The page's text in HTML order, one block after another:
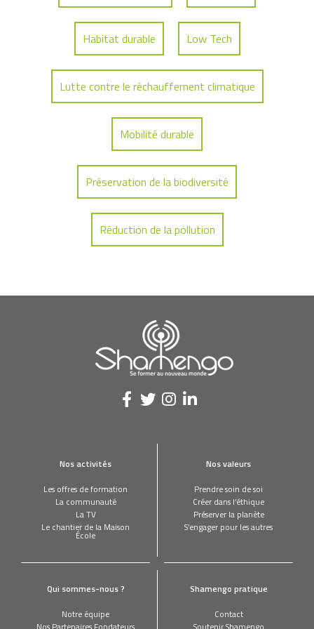
Habitat durable Low Tech
Lutte contre le réchauffement climatique
Mobilité durable
Préservation de la biodiversité
Réduction de la pollution
Nos activités
Les offres de formation
La communauté
La TV
Le chantier de la Maison
École
Nos valeurs
Prendre soin de soi
Créer dans l’éthique
Préserver la planète
S’engager pour les autres
Qui sommes-nous ?
Notre équipe
Nos Partenaires Fondateurs
Shamengo pratique
Contact
Soutenir Shamengo